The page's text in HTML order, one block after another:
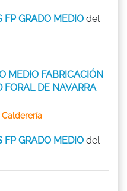
FP GRADO MEDIO del
MEDIO FABRICACIÓN
DE NAVARRA
Calderería
FP GRADO MEDIO del